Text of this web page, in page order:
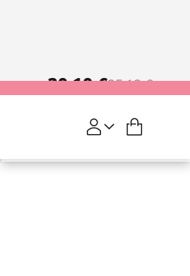
Taboo
Frivole
20,10 €25,12 €
COMPRAR